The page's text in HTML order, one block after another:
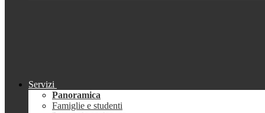
Servizi
Panoramica
Famiglie e studenti